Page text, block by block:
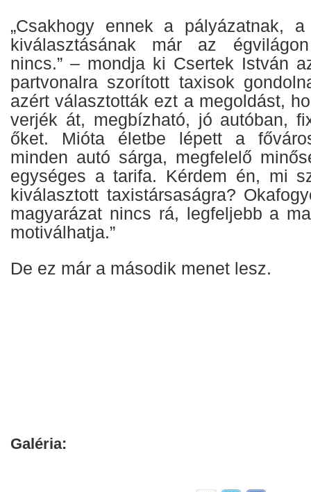
„Csakhogy ennek a pályázatnak,
kiválasztásának már az
nincs.” – mondja ki Csertek István
partvonalra szorított taxisok
azért választották ezt a megoldást,
verjék át, megbízható, jó autóban,
őket. Mióta életbe lépett a
minden autó sárga, megfelelő
egységes a tarifa. Kérdem én, mi
kiválasztott taxistársaságra?
magyarázat nincs rá, legfeljebb a
motiválhatja.”
De ez már a második menet lesz.
Galéria: